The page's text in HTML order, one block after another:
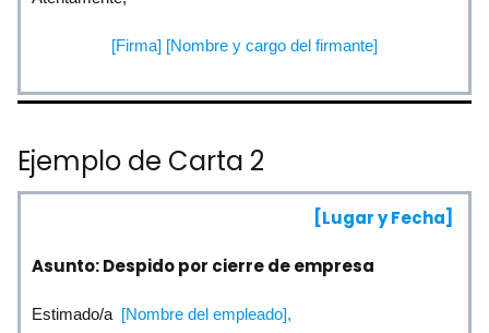
[Firma] [Nombre y cargo del firmante]
Ejemplo de Carta 2
[Lugar y Fecha]
Asunto: Despido por cierre de empresa
Estimado/a [Nombre del empleado],